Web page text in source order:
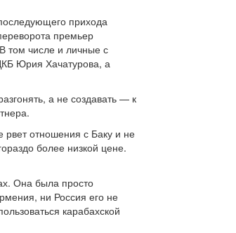
прихода
премьер
том числе и личные с
Юрия Хачатурова, а
а не создавать — к
рвет отношения с Баку и не
более низкой цене.
Она была просто
ни Россия его не
карабахской